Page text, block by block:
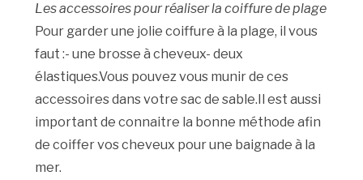
Les accessoires pour réaliser la coiffure de plage
Pour garder une jolie coiffure à la plage, il vous
faut :- une brosse à cheveux- deux
élastiques.Vous pouvez vous munir de ces
accessoires dans votre sac de sable.Il est aussi
important de connaitre la bonne méthode afin
de coiffer vos cheveux pour une baignade à la
mer.